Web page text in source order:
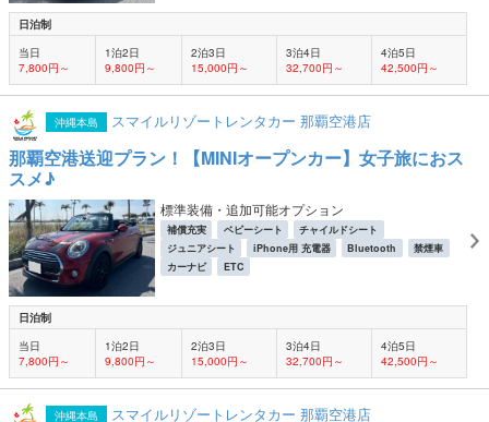
日泊制
当日
7,800円～
1泊2日
9,800円～
2泊3日
15,000円～
3泊4日
32,700円～
4泊5日
42,500円～
沖縄本島 スマイルリゾートレンタカー 那覇空港店
那覇空港送迎プラン！【MINIオープンカー】女子旅におス
スメ♪
標準装備・追加可能オプション
補償充実 ベビーシート
チャイルドシート
ジュニアシート
iPhone用 充電器 Bluetooth
禁煙車
カーナビ
ETC
日泊制
当日
7,800円～
1泊2日
9,800円～
2泊3日
15,000円～
3泊4日
32,700円～
4泊5日
42,500円～
沖縄本島 スマイルリゾートレンタカー 那覇空港店